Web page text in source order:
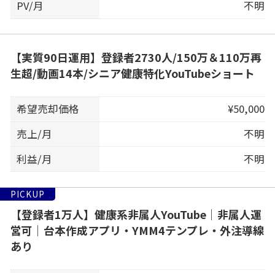
PV/月 不明
【実質90日運用】登録者2730人/150万＆110万再
生超/動画14本/シニア健康特化YouTubeショート
希望売却価格
¥50,000
売上/月
不明
利益/月
不明
PICKUP
【登録者1万人】健康系非属人YouTube｜非属人運
営可｜台本作成アプリ・YMM4テンプレ・外注導線
あり